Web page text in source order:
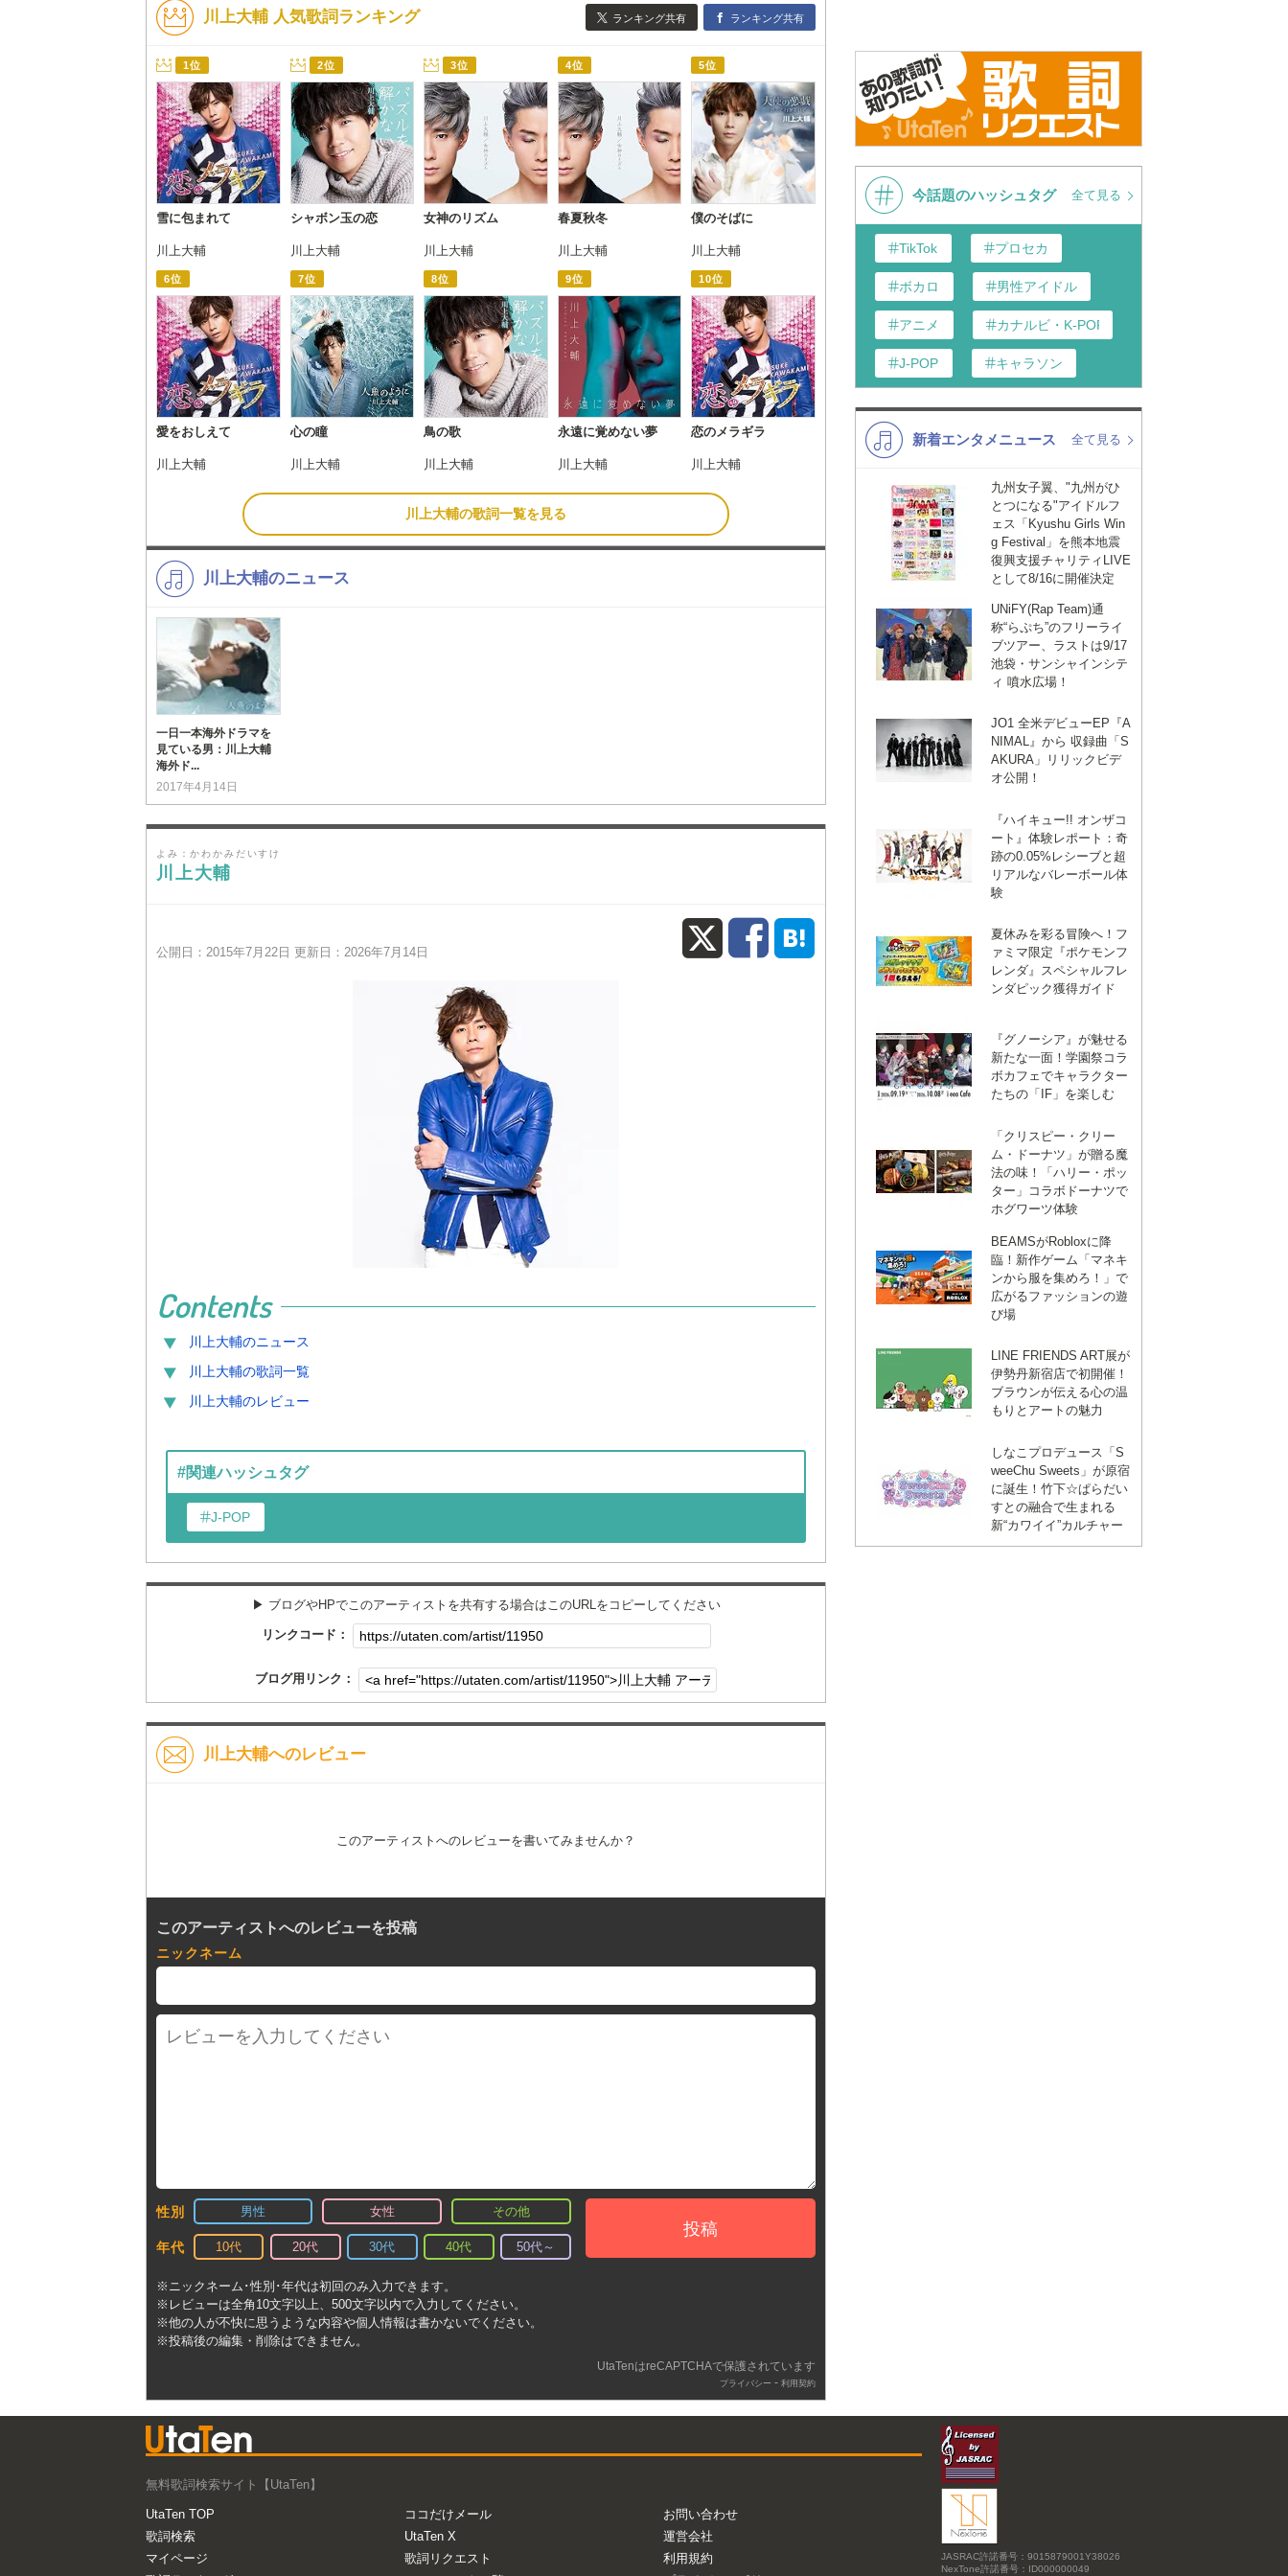
川上大輔 人気歌詞ランキング ランキング共有 ランキング共有
1位
雪に包まれて
川上大輔
2位
シャボン玉の恋
川上大輔
3位
女神のリズム
川上大輔
4位
春夏秋冬
川上大輔
5位
僕のそばに
川上大輔
6位
愛をおしえて
川上大輔
7位
心の瞳
川上大輔
8位
鳥の歌
川上大輔
9位
永遠に覚めない夢
川上大輔
10位
恋のメラギラ
川上大輔
川上大輔の歌詞一覧を見る
川上大輔のニュース
一日一本海外ドラマを
見ている男：川上大輔
海外ド...
2017年4月14日
よみ：かわかみだいすけ
川上大輔
公開日：2015年7月22日 更新日：2026年7月14日 X Facebook
Contents
川上大輔のニュース
川上大輔の歌詞一覧
川上大輔のレビュー
#関連ハッシュタグ
J-POP
▶︎ ブログやHPでこのアーティストを共有する場合はこのURLをコピーしてください
リンクコード：
ブログ用リンク：
川上大輔へのレビュー
このアーティストへのレビューを書いてみませんか？
このアーティストへのレビューを投稿
ニックネーム
性別 男性 女性 その他
年代 10代 20代 30代 40代 50代～
投稿
※ニックネーム･性別･年代は初回のみ入力できます。
※レビューは全角10文字以上、500文字以内で入力してください。
※他の人が不快に思うような内容や個人情報は書かないでください。
※投稿後の編集・削除はできません。
UtaTenはreCAPTCHAで保護されています
プライバシー - 利用契約
今話題のハッシュタグ 全て見る
TikTok プロセカ
ボカロ 男性アイドル
アニメ カナルビ・K-POP和訳
J-POP キャラソン
K-POP 演歌・歌謡
洋楽
VTuber ディズニー
新着エンタメニュース 全て見る
九州女子翼、"九州がひ
とつになる"アイドルフ
ェス「Kyushu Girls Win
g Festival」を熊本地震
復興支援チャリティLIVE
として8/16に開催決定
UNiFY(Rap Team)通
称“らぷち”のフリーライ
ブツアー、ラストは9/17
池袋・サンシャインシテ
ィ 噴水広場！
JO1 全米デビューEP『A
NIMAL』から 収録曲「S
AKURA」リリックビデ
オ公開！
『ハイキュー!! オンザコ
ート』体験レポート：奇
跡の0.05%レシーブと超
リアルなバレーボール体
験
夏休みを彩る冒険へ！フ
ァミマ限定『ポケモンフ
レンダ』スペシャルフレ
ンダピック獲得ガイド
『グノーシア』が魅せる
新たな一面！学園祭コラ
ボカフェでキャラクター
たちの「IF」を楽しむ
「クリスピー・クリー
ム・ドーナツ」が贈る魔
法の味！「ハリー・ポッ
ター」コラボドーナツで
ホグワーツ体験
BEAMSがRobloxに降
臨！新作ゲーム「マネキ
ンから服を集めろ！」で
広がるファッションの遊
び場
LINE FRIENDS ART展が
伊勢丹新宿店で初開催！
ブラウンが伝える心の温
もりとアートの魅力
しなこプロデュース「S
weeChu Sweets」が原宿
に誕生！竹下☆ぱらだい
すとの融合で生まれる
新“カワイイ”カルチャー
無料歌詞検索サイト【UtaTen】
UtaTen TOP
歌詞検索
マイページ
ココだけメール
UtaTen X
歌詞リクエスト
お問い合わせ
運営会社
利用規約
JASRAC許諾番号：9015879001Y38026
NexTone許諾番号：ID000000049